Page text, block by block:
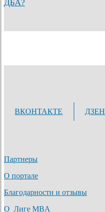
ДБА?
ВКОНТАКТЕ ДЗЕН
Партнеры
О портале
Благодарности и отзывы
О Лиге MBA